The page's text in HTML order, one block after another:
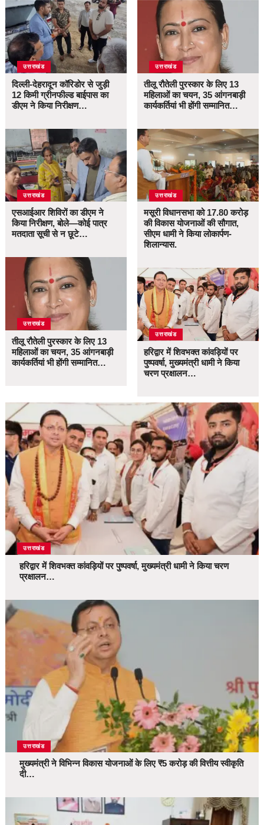
उत्तराखंड
दिल्ली-देहरादून कॉरिडोर से जुड़ी
12 किमी ग्रीनफील्ड बाईपास का
डीएम ने किया निरीक्षण…
उत्तराखंड
एसआईआर शिविरों का डीएम ने
किया निरीक्षण, बोले—कोई पात्र
मतदाता सूची से न छूटे…
उत्तराखंड
तीलू रौतेली पुरस्कार के लिए 13
महिलाओं का चयन, 35 आंगनबाड़ी
कार्यकर्तियां भी होंगी सम्मानित…
उत्तराखंड
तीलू रौतेली पुरस्कार के लिए 13
महिलाओं का चयन, 35 आंगनबाड़ी
कार्यकर्तियां भी होंगी सम्मानित…
उत्तराखंड
मसूरी विधानसभा को 17.80 करोड़
की विकास योजनाओं की सौगात,
सीएम धामी ने किया लोकार्पण-
शिलान्यास.
उत्तराखंड
हरिद्वार में शिवभक्त कांवड़ियों पर
पुष्पवर्षा, मुख्यमंत्री धामी ने किया
चरण प्रक्षालन…
उत्तराखंड
हरिद्वार में शिवभक्त कांवड़ियों पर पुष्पवर्षा, मुख्यमंत्री धामी ने किया चरण
प्रक्षालन…
उत्तराखंड
मुख्यमंत्री ने विभिन्न विकास योजनाओं के लिए ₹5 करोड़ की वित्तीय स्वीकृति
दी…